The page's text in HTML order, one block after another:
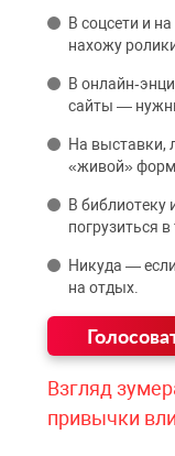
В соцсети и
нахожу
В
сайты —
На выставки,
«живой»
В
погрузиться в
Никуда —
на отдых.
Взгляд
привычки